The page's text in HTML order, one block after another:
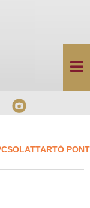
PONT